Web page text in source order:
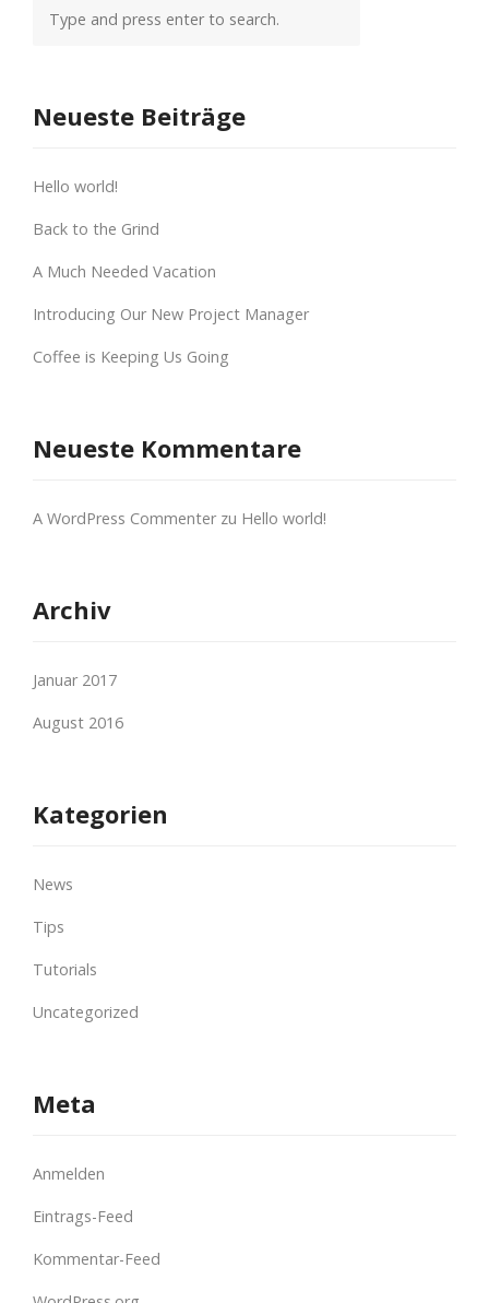
Neueste Beiträge
Hello world!
Back to the Grind
A Much Needed Vacation
Introducing Our New Project Manager
Coffee is Keeping Us Going
Neueste Kommentare
A WordPress Commenterzu Hello world!
Archiv
Januar 2017
August 2016
Kategorien
News
Tips
Tutorials
Uncategorized
Meta
Anmelden
Eintrags-Feed
Kommentar-Feed